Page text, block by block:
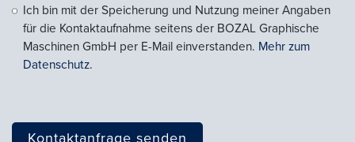
Ich bin mit der Speicherung und Nutzung meiner Angaben
für die Kontaktaufnahme seitens der BOZAL Graphische
Maschinen GmbH per E-Mail einverstanden. Mehr zum
Datenschutz.
Kontaktanfrage senden